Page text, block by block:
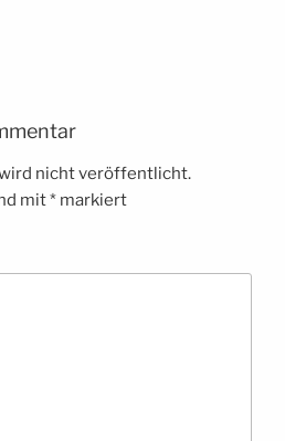
nicht veröffentlicht.
mit* markiert